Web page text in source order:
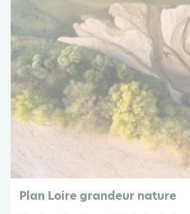
Plan Loire grandeur nature